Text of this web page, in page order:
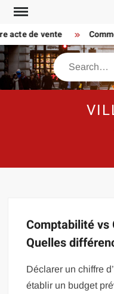
Skip
content
acte de vente
Search
Comptabilité vs
Quelles
Déclarer un chiffre
établir un budget